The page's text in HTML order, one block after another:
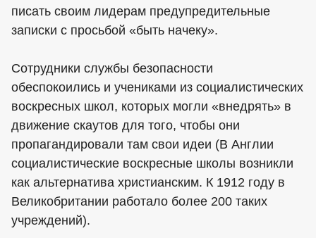
писать своим лидерам предупредительные
записки с просьбой «быть начеку».
Сотрудники службы безопасности
обеспокоились и учениками из социалистических
воскресных школ, которых могли «внедрять» в
движение скаутов для того, чтобы они
пропагандировали там свои идеи (В Англии
социалистические воскресные школы возникли
как альтернатива христианским. К 1912 году в
Великобритании работало более 200 таких
учреждений).